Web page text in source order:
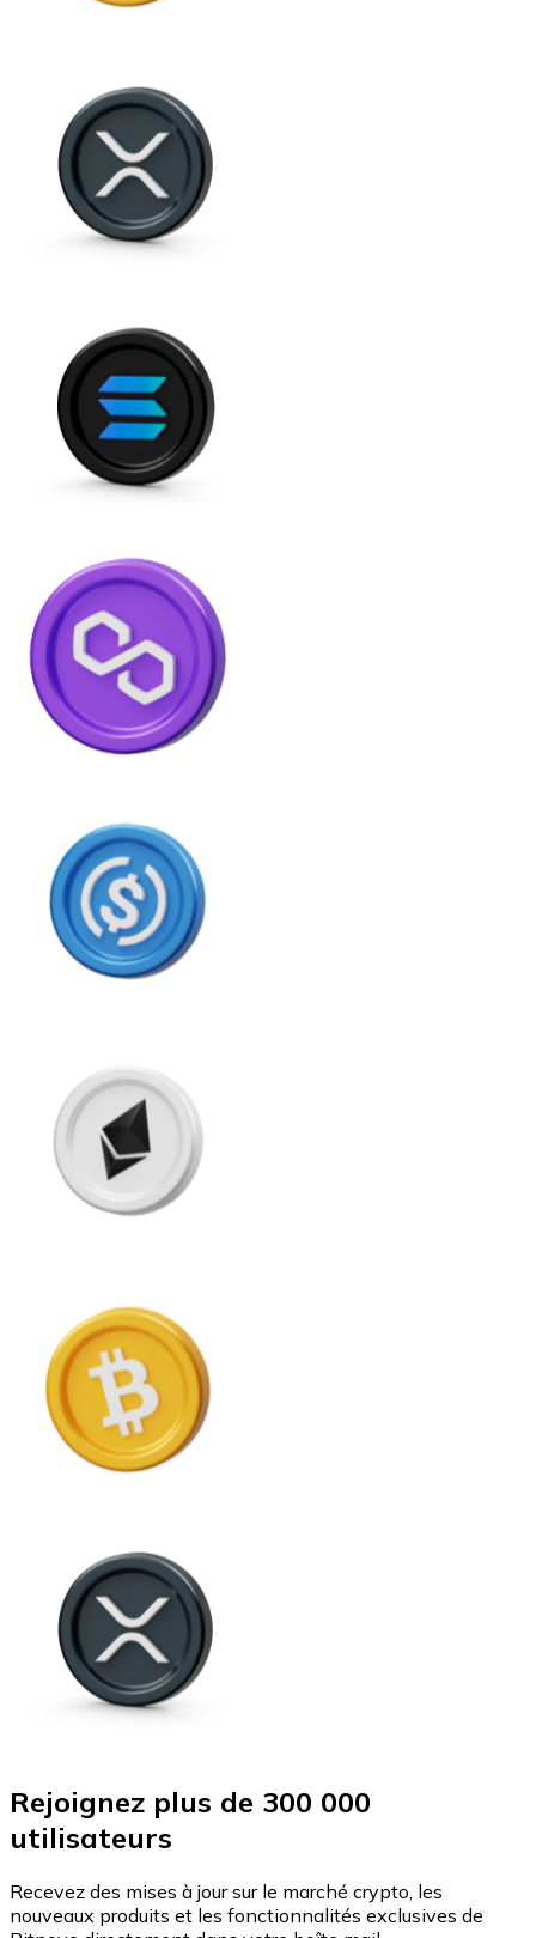
Rejoignez plus de 300 000
utilisateurs
Recevez des mises à jour sur le marché crypto, les
nouveaux produits et les fonctionnalités exclusives de